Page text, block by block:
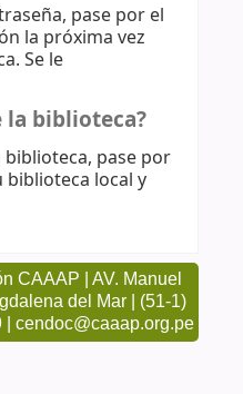
pase por el
la próxima vez
Se le
la biblioteca?
biblioteca, pase por
biblioteca local y
CAAAP | AV. Manuel
del Mar | (51-1)
cendoc@caaap.org.pe